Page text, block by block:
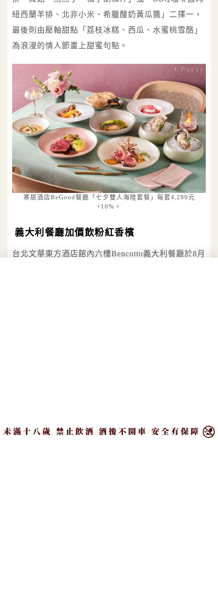
紐西蘭羊排、北非小米、希臘酸奶黃瓜醬」二擇一，
最後則由壓軸甜點「荔枝冰糕、西瓜、水蜜桃雪酪」
為浪漫的情人節畫上甜蜜句點。
寒居酒店BeGood餐廳「七夕雙人海陸套餐」每套4,280元
+10%。
義大利餐廳加價飲粉紅香檳
台北文華東方酒店館內六樓Bencotto義大利餐廳於8月